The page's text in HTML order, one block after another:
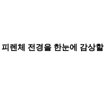
렌체 전경을 한눈에 감상